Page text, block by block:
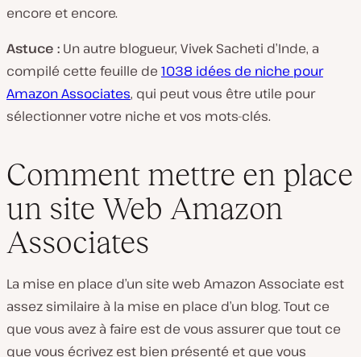
encore et encore.
Astuce : Un autre blogueur, Vivek Sacheti d’Inde, a
compilé cette feuille de 1038 idées de niche pour
Amazon Associates, qui peut vous être utile pour
sélectionner votre niche et vos mots-clés.
Comment mettre en place
un site Web Amazon
Associates
La mise en place d’un site web Amazon Associate est
assez similaire à la mise en place d’un blog. Tout ce
que vous avez à faire est de vous assurer que tout ce
que vous écrivez est bien présenté et que vous